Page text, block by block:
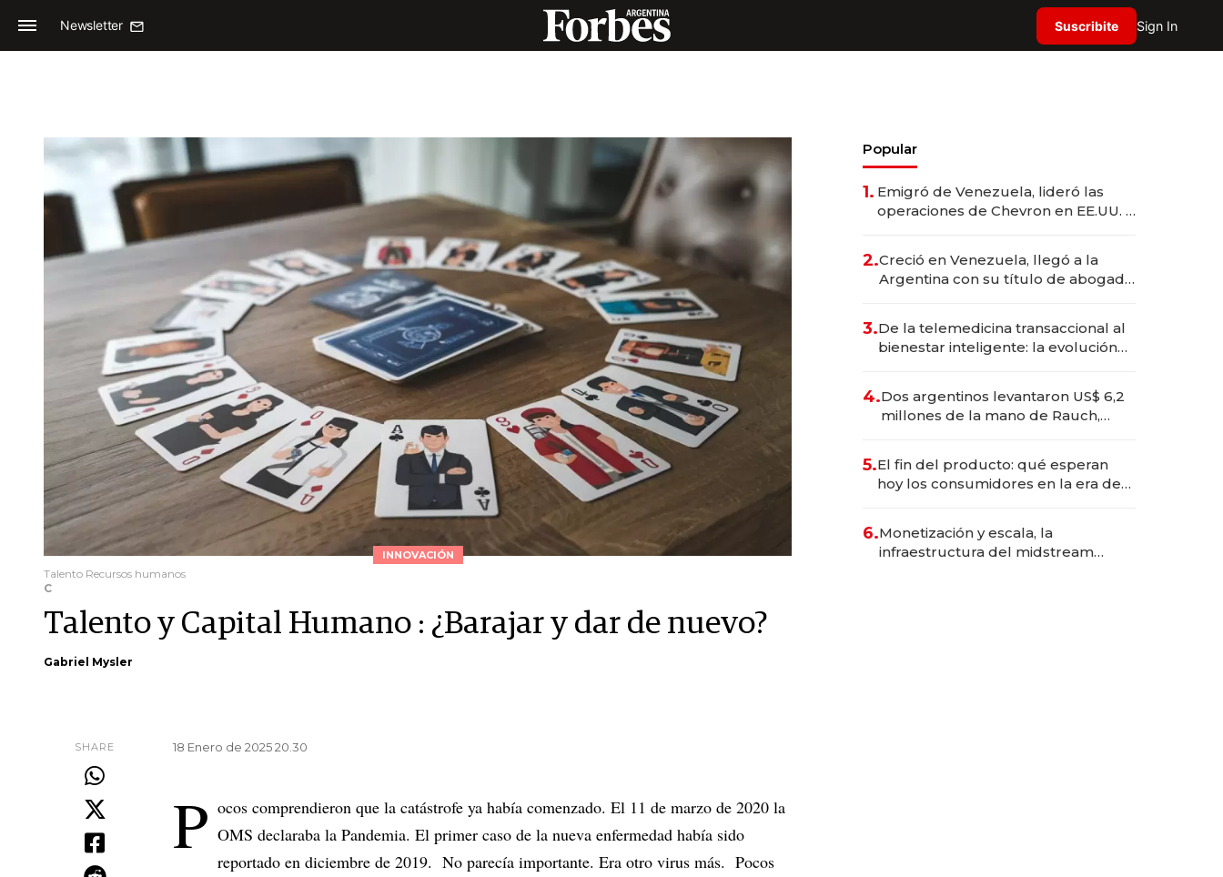
Newsletter Suscribite Sign In
INNOVACIÓN
Talento Recursos humanos
C
Talento y Capital Humano : ¿Barajar y dar de nuevo?
Gabriel Mysler
SHARE 18 Enero de 2025 20.30
P ocos comprendieron que la catástrofe ya había comenzado. El 11 de marzo de 2020 la
OMS declaraba la Pandemia. El primer caso de la nueva enfermedad había sido
reportado en diciembre de 2019. No parecía importante. Era otro virus más. Pocos
Popular
1. Emigró de Venezuela, lideró las
operaciones de Chevron en EE.UU. y
2.Creció en Venezuela, llegó a la
Argentina con su título de abogado
marcas "fast premium"
3.De la telemedicina transaccional al
bienestar inteligente: la evolución
4.Dos argentinos levantaron US$ 6,2
millones de la mano de Rauch,
5.El fin del producto: qué esperan
hoy los consumidores en la era de
6.Monetización y escala, la
infraestructura del midstream